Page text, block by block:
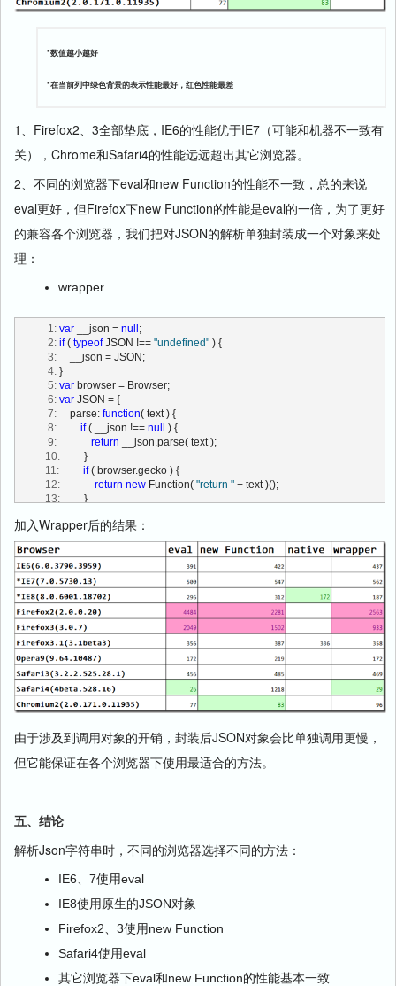
*数值越小越好
*在当前列中绿色背景的表示性能最好，红色性能最差
1、Firefox2、3全部垫底，IE6的性能优于IE7（可能和机器不一致有
关），Chrome和Safari4的性能远远超出其它浏览器。
2、不同的浏览器下eval和new Function的性能不一致，总的来说
eval更好，但Firefox下new Function的性能是eval的一倍，为了更好
的兼容各个浏览器，我们把对JSON的解析单独封装成一个对象来处
理：
wrapper
   1:
var __json = null;
   2:
if ( typeof JSON !== "undefined" ) {
   3:
     __json = JSON;
   4:
}
   5:
var browser = Browser;
   6:
var JSON = {
   7:
     parse:
function( text ) {
   8:
if ( __json !== null ) {
   9:
return __json.parse( text );
  10:
         }
  11:
if ( browser.gecko ) {
  12:
return new Function( "return " + text )();
  13:
         }
  15:
     }
  16:
};
  17:
var beginTime = new Date();
  18:
for ( i = 0; i < count; i++ ) {
  19:
     o = JSON.parse( jsonString ); }
  20:
Console.output( "wrapper:" + ( Date() - beginTime ) );
加入Wrapper后的结果：
由于涉及到调用对象的开销，封装后JSON对象会比单独调用更慢，
但它能保证在各个浏览器下使用最适合的方法。
五、结论
解析Json字符串时，不同的浏览器选择不同的方法：
IE6、7使用eval
IE8使用原生的JSON对象
Firefox2、3使用new Function
Safari4使用eval
其它浏览器下eval和new Function的性能基本一致